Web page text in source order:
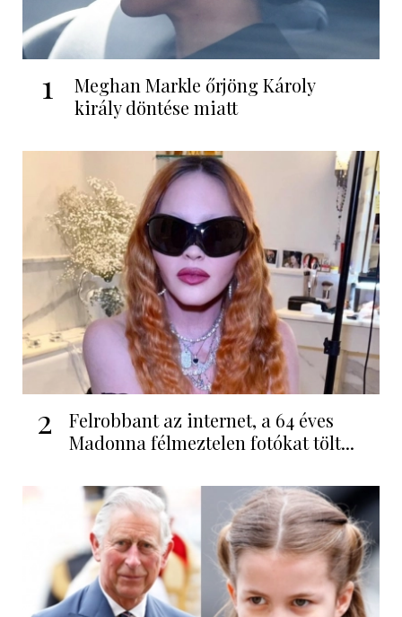
1
Meghan Markle őrjöng Károly
király döntése miatt
2
Felrobbant az internet, a 64 éves
Madonna félmeztelen fotókat tölt...